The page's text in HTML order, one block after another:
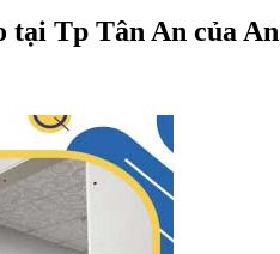
tại Tp Tân An của An